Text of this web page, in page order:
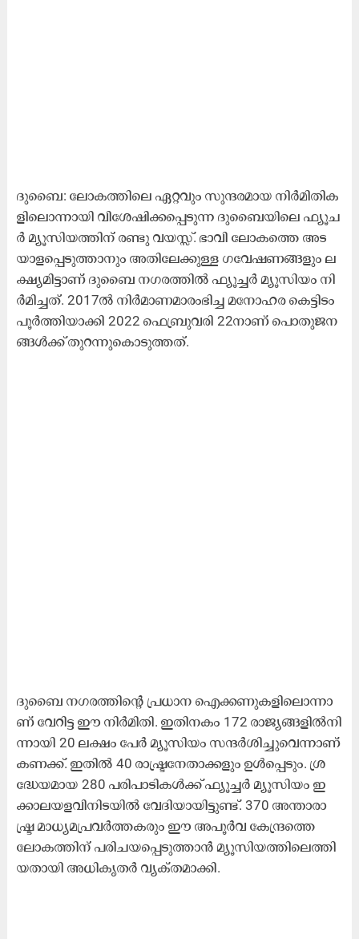
ദു​ബൈ: ലോ​ക​ത്തി​ലെ ഏ​റ്റ​വും സു​ന്ദ​ര​മാ​യ നി​ർ​മി​തി​ക​
ളി​ലൊ​ന്നാ​യി വി​ശേ​ഷി​ക്ക​പ്പെ​ടു​ന്ന ദു​ബൈ​യി​ലെ ഫ്യൂ​ച​
ർ മ്യൂ​സി​യ​ത്തി​ന്​ ര​ണ്ടു വ​യ​സ്സ്. ഭാ​വി ലോ​ക​ത്തെ അ​ട​
യാ​ള​പ്പെ​ടു​ത്താ​നും അ​തി​ലേ​ക്കു​ള്ള ഗ​വേ​ഷ​ണ​ങ്ങ​ളും ല​
ക്ഷ്യ​മി​ട്ടാ​ണ് ദു​ബൈ ന​ഗ​ര​ത്തി​ൽ ഫ്യൂ​ച്ച​ർ മ്യൂ​സി​യം നി​
ർ​മി​ച്ച​ത്. 2017ൽ ​നി​ർ​മാ​ണ​മാ​രം​ഭി​ച്ച മ​നോ​ഹ​ര കെ​ട്ടി​ടം
പൂ​ർ​ത്തി​യാ​ക്കി 2022 ഫെ​ബ്രു​വ​രി 22നാ​ണ്​ പൊ​തു​ജ​ന​
ങ്ങ​ൾ​ക്ക് തു​റ​ന്നു​കൊ​ടു​ത്ത​ത്.
ദു​ബൈ ന​ഗ​ര​ത്തി​ന്റെ പ്ര​ധാ​ന ഐ​ക്ക​ണു​ക​ളി​ലൊ​ന്നാ​
ണ് വേ​റി​ട്ട ഈ ​നി​ർ​മി​തി. ഇ​തി​ന​കം 172 രാ​ജ്യ​ങ്ങ​ളി​ൽ​നി​
ന്നാ​യി 20 ല​ക്ഷം പേ​ർ മ്യൂ​സി​യം സ​ന്ദ​ർ​ശി​ച്ചു​വെ​ന്നാ​ണ്
ക​ണ​ക്ക്. ഇ​തി​ൽ 40 രാ​ഷ്ട്ര​നേ​താ​ക്ക​ളും ഉ​ൾ​പ്പെ​ടും. ശ്ര​
ദ്ധേ​യ​മാ​യ 280 പ​രി​പാ​ടി​ക​ൾ​ക്ക് ഫ്യൂ​ച്ച​ർ മ്യൂ​സി​യം ഇ​
ക്കാ​ല​യ​ള​വി​നി​ട​യി​ൽ വേ​ദി​യാ​യി​ട്ടു​ണ്ട്. 370 അ​ന്താ​രാ​
ഷ്ട്ര മാ​ധ്യ​മ​പ്ര​വ​ർ​ത്ത​ക​രും ഈ ​അ​പൂ​ർ​വ കേ​ന്ദ്ര​ത്തെ
ലോ​ക​ത്തി​ന് പ​രി​ച​യ​പ്പെ​ടു​ത്താ​ൻ മ്യൂ​സി​യ​ത്തി​ലെ​ത്തി​
യ​താ​യി അ​ധി​കൃ​ത​ർ വ്യ​ക്​​ത​മാ​ക്കി.